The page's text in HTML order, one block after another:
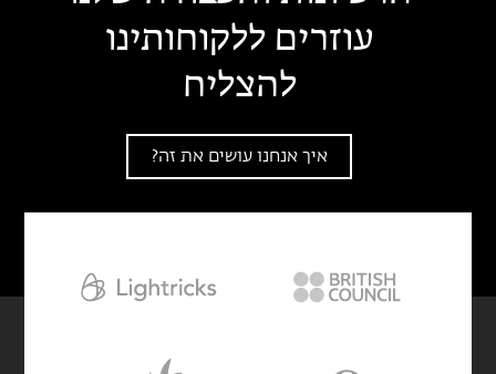
עוזרים ללקוחותינו
להצליח
איך אנחנו עושים את זה?